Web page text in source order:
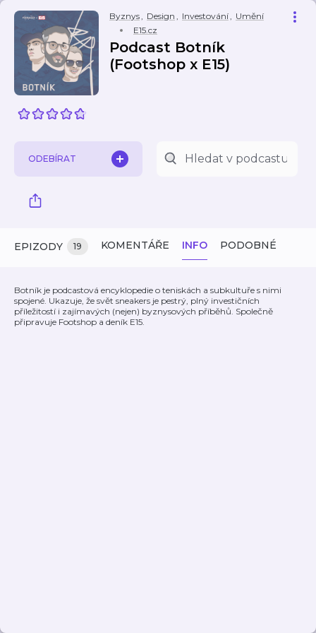
Byznys, Design , Investování, Umění
E15.cz
Podcast Botník
(Footshop x E15)
ODEBÍRAT
EPIZODY 19 KOMENTÁŘE INFO PODOBNÉ
Botník je podcastová encyklopedie o teniskách a subkultuře s nimi
spojené. Ukazuje, že svět sneakers je pestrý, plný investičních
příležitostí i zajímavých (nejen) byznysových příběhů. Společně
připravuje Footshop a deník E15.